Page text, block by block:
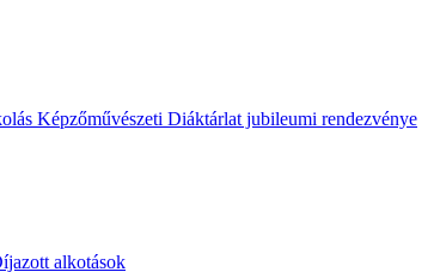
Képzőművészeti Diáktárlat jubileumi rendezvénye
alkotások